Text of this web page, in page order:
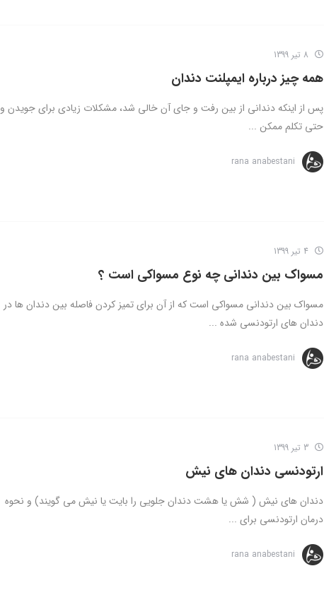
همه چیز درباره ایمپلنت دندان
پس از اینکه دندانی از بین رفت و جای آن خالی شد، مشکلات زیادی برای جویدن و
حتی تکلم ممکن ...
rana anabestani
مسواک بین دندانی چه نوع مسواکی است ؟
مسواک بین دندانی مسواکی است که از آن برای تمیز کردن فاصله بین دندان ها در
دندان های ارتودنسی شده ...
rana anabestani
ارتودنسی دندان های نیش
دندان های نیش ( شش یا هشت دندان جلویی را بایت یا نیش می گویند) و نحوه
درمان ارتودنسی برای ...
rana anabestani